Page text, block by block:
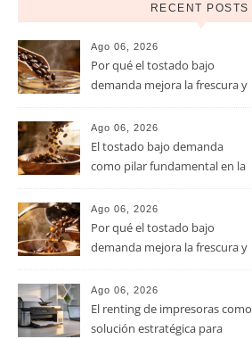
RECENT POSTS
Ago 06, 2026
Por qué el tostado bajo
demanda mejora la frescura y
especialidad
Ago 06, 2026
El tostado bajo demanda
como pilar fundamental en la
Ago 06, 2026
Por qué el tostado bajo
demanda mejora la frescura y
especialidad
Ago 06, 2026
El renting de impresoras como
solución estratégica para